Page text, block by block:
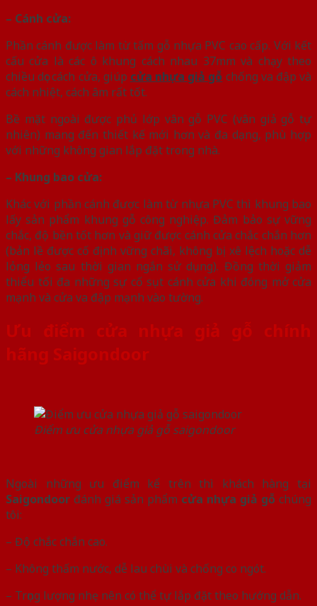
– Cánh cửa:
Phần cánh được làm từ tấm gỗ nhựa PVC cao cấp. Với kết
cấu cửa là các ô khung cách nhau 37mm và chạy theo
chiều dọc cách cửa, giúp cửa nhựa giả gỗ chống va đập và
cách nhiệt, cách âm rất tốt.
Bề mặt ngoài được phủ lớp vân gỗ PVC (vân giả gỗ tự
nhiên) mang đến thiết kế mới hơn và đa dạng, phù hợp
với những không gian lắp đặt trong nhà.
– Khung bao cửa:
Khác với phần cánh được làm từ nhựa PVC thì khung bao
lấy sản phẩm khung gỗ công nghiệp. Đảm bảo sự vững
chắc, độ bền tốt hơn và giữ được cánh cửa chắc chắn hơn
(bản lề được cố định vững chãi, không bị xê lệch hoặc dễ
lỏng lẻo sau thời gian ngắn sử dụng). Đồng thời giảm
thiểu tối đa những sự cố sụt cánh cửa khi đóng mở cửa
mạnh và cửa va đập mạnh vào tường.
Ưu điểm cửa nhựa giả gỗ chính
hãng Saigondoor
Điểm ưu cửa nhựa giả gỗ saigondoor
Ngoài những ưu điểm kể trên thì khách hàng tại
Saigondoor đánh giá sản phẩm cửa nhựa giả gỗ chúng
tôi:
– Độ chắc chắn cao.
– Không thấm nước, dễ lau chùi và chống co ngót.
– Trọng lượng nhẹ nên có thể tự lắp đặt theo hướng dẫn.